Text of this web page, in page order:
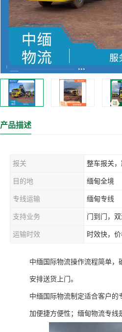
产品描述
报关 整车报关
目的地 缅甸全境
专线运输 缅甸专线
支持业务 门到门，
运输时效 时效快，
中缅国际物流操作流程简单，
安排送货上门。
中缅国际物流制定适合客户
加便捷方便性；缅甸物流专线